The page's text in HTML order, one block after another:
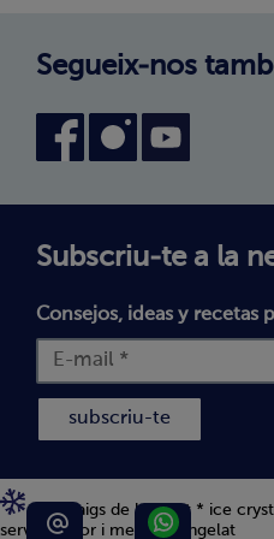
Declaració d'accessibilitat
Política de Galetes
Segueix-nos
Subscriu-te a la
Consejos, ideas y
subscriu-te
Els 5 raigs de bofrost * ice
servei, sabor i menjar congelat